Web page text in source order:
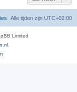
Alle tijden zijn UTC+02:00
Limited
.